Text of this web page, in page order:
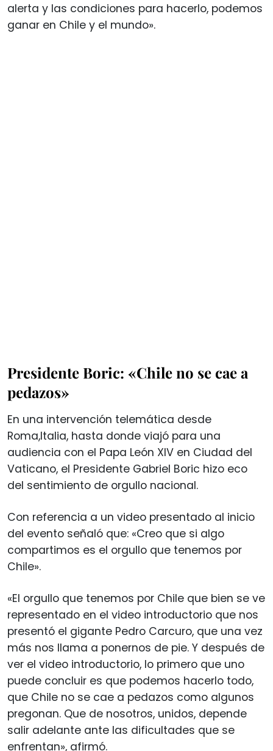
alerta y las condiciones para hacerlo, podemos
ganar en Chile y el mundo».
Presidente Boric: «Chile no se cae a
pedazos»
En una intervención telemática desde
Roma,Italia, hasta donde viajó para una
audiencia con el Papa León XIV en Ciudad del
Vaticano, el Presidente Gabriel Boric hizo eco
del sentimiento de orgullo nacional.
Con referencia a un video presentado al inicio
del evento señaló que: «Creo que si algo
compartimos es el orgullo que tenemos por
Chile».
«El orgullo que tenemos por Chile que bien se ve
representado en el video introductorio que nos
presentó el gigante Pedro Carcuro, que una vez
más nos llama a ponernos de pie. Y después de
ver el video introductorio, lo primero que uno
puede concluir es que podemos hacerlo todo,
que Chile no se cae a pedazos como algunos
pregonan. Que de nosotros, unidos, depende
salir adelante ante las dificultades que se
enfrentan», afirmó.